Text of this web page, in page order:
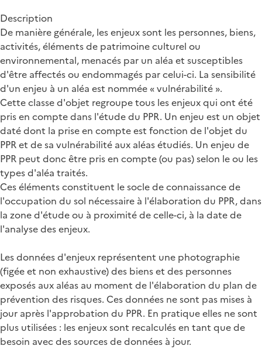
Description
De manière générale, les enjeux sont les personnes, biens,
activités, éléments de patrimoine culturel ou
environnemental, menacés par un aléa et susceptibles
d'être affectés ou endommagés par celui-ci. La sensibilité
d'un enjeu à un aléa est nommée « vulnérabilité ».
Cette classe d'objet regroupe tous les enjeux qui ont été
pris en compte dans l'étude du PPR. Un enjeu est un objet
daté dont la prise en compte est fonction de l'objet du
PPR et de sa vulnérabilité aux aléas étudiés. Un enjeu de
PPR peut donc être pris en compte (ou pas) selon le ou les
types d'aléa traités.
Ces éléments constituent le socle de connaissance de
l'occupation du sol nécessaire à l'élaboration du PPR, dans
la zone d'étude ou à proximité de celle-ci, à la date de
l'analyse des enjeux.
Les données d'enjeux représentent une photographie
(figée et non exhaustive) des biens et des personnes
exposés aux aléas au moment de l'élaboration du plan de
prévention des risques. Ces données ne sont pas mises à
jour après l'approbation du PPR. En pratique elles ne sont
plus utilisées : les enjeux sont recalculés en tant que de
besoin avec des sources de données à jour.